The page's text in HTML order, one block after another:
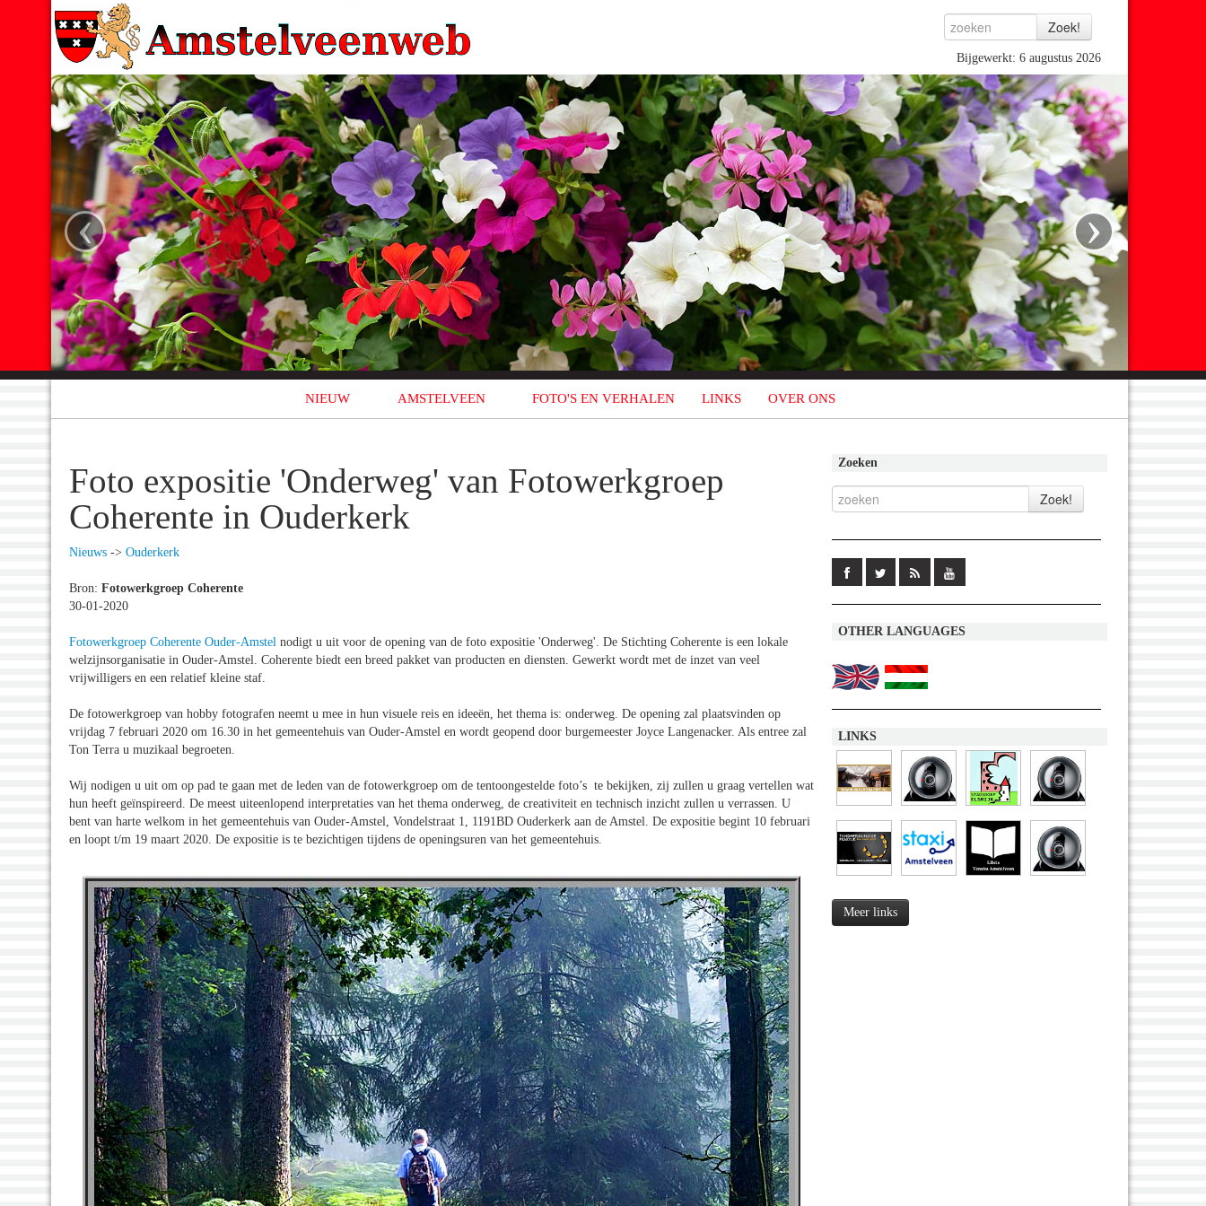
Bijgewerkt: 6 augustus 2026
‹ ›
NIEUW AMSTELVEEN FOTO'S EN VERHALEN LINKS OVER ONS
Foto expositie 'Onderweg' van Fotowerkgroep
Coherente in Ouderkerk
Nieuws -> Ouderkerk
Bron: Fotowerkgroep Coherente
30-01-2020
Fotowerkgroep Coherente Ouder-Amstel nodigt u uit voor de opening van de foto expositie 'Onderweg'. De Stichting Coherente is een lokale
welzijnsorganisatie in Ouder-Amstel. Coherente biedt een breed pakket van producten en diensten. Gewerkt wordt met de inzet van veel
vrijwilligers en een relatief kleine staf.
De fotowerkgroep van hobby fotografen neemt u mee in hun visuele reis en ideeën, het thema is: onderweg. De opening zal plaatsvinden op
vrijdag 7 februari 2020 om 16.30 in het gemeentehuis van Ouder-Amstel en wordt geopend door burgemeester Joyce Langenacker. Als entree zal
Ton Terra u muzikaal begroeten.
Wij nodigen u uit om op pad te gaan met de leden van de fotowerkgroep om de tentoongestelde foto’s te bekijken, zij zullen u graag vertellen wat
hun heeft geïnspireerd. De meest uiteenlopend interpretaties van het thema onderweg, de creativiteit en technisch inzicht zullen u verrassen. U
bent van harte welkom in het gemeentehuis van Ouder-Amstel, Vondelstraat 1, 1191BD Ouderkerk aan de Amstel. De expositie begint 10 februari
en loopt t/m 19 maart 2020. De expositie is te bezichtigen tijdens de openingsuren van het gemeentehuis.
Zoeken
OTHER LANGUAGES
LINKS
Meer links